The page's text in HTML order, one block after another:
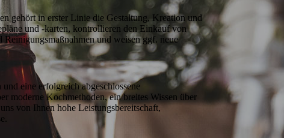
gehört in erster Linie die Gestaltung, Kreation und
und -karten, kontrollieren den Einkauf von
und weisen ggf. neue
eine erfolgreich abgeschlossene
moderne Kochmethoden, ein breites Wissen über
von Ihnen hohe Leistungsbereitschaft,